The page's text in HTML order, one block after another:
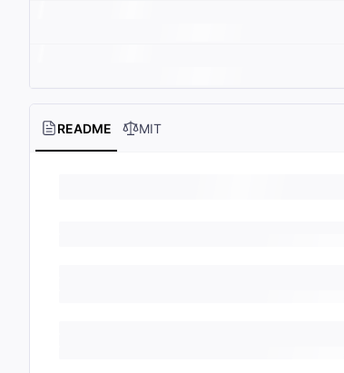
README MIT